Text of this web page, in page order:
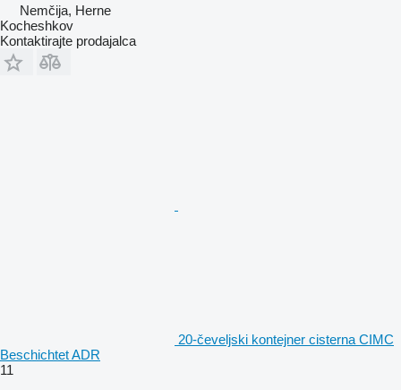
Nemčija, Herne
Kocheshkov
Kontaktirajte prodajalca
20-čeveljski kontejner cisterna CIMC
Beschichtet ADR
11